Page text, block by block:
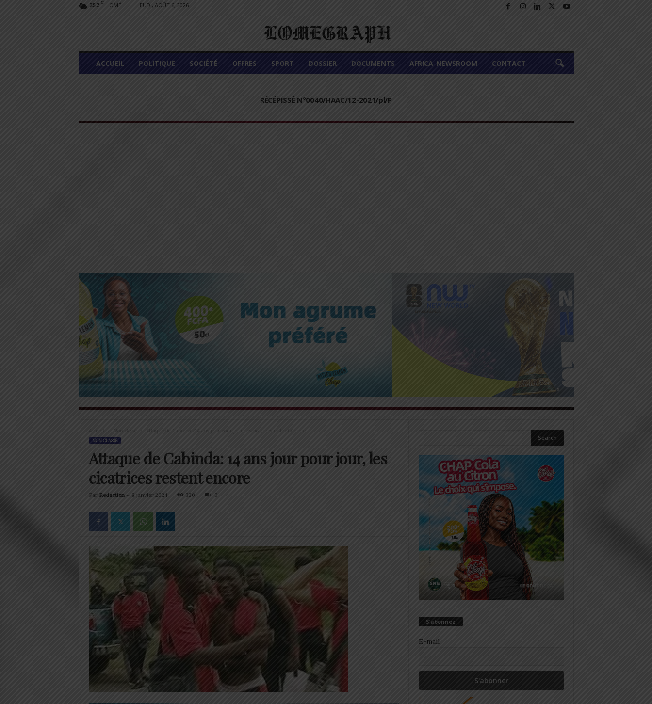
25.2 C LOMÉ JEUDI, AOÛT 6, 2026
L
M
ACCUEIL POLITIQUE SOCIÉTÉ OFFRES SPORT DOSSIER DOCUMENTS AFRICA-NEWSROOM CONTACT
RÉCÉPISSÉ N°0040/HAAC/12-2021/pl/P
Accueil Attaque de Cabinda: 14 ans jour pour jour, les cicatrices restent encore
NON CLASSÉ
Attaque de Cabinda: 14 ans jour pour jour, les
cicatrices restent encore
Par Redaction- 8 janvier 2024 320 0
S’abonnez
E-mail